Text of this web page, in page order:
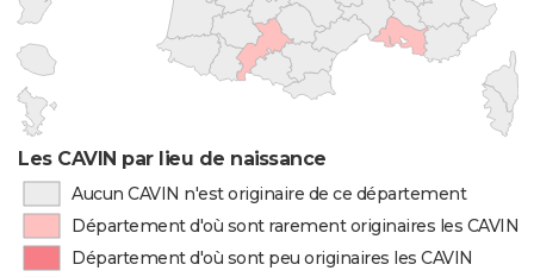
Les CAVIN par lieu de naissance
Aucun CAVIN n'est originaire de ce département
Département d'où sont rarement originaires les CAVIN
Département d'où sont peu originaires les CAVIN